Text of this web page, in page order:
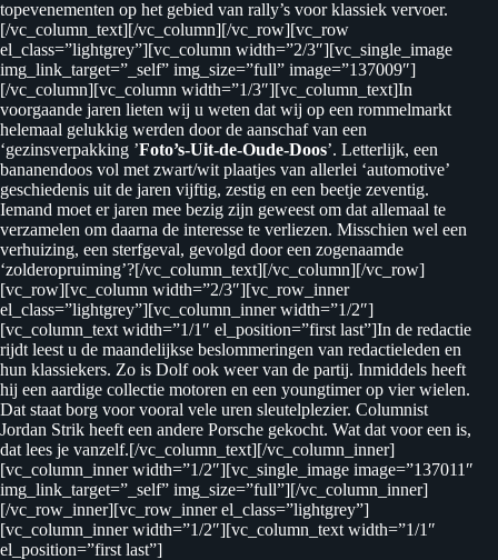
topevenementen op het gebied van rally’s voor klassiek vervoer.
[/vc_column_text][/vc_column][/vc_row][vc_row
el_class=”lightgrey”][vc_column width=”2/3″][vc_single_image
img_link_target=”_self” img_size=”full” image=”137009″]
[/vc_column][vc_column width=”1/3″][vc_column_text]In
voorgaande jaren lieten wij u weten dat wij op een rommelmarkt
helemaal gelukkig werden door de aanschaf van een
‘gezinsverpakking ’Foto’s-Uit-de-Oude-Doos’. Letterlijk, een
bananendoos vol met zwart/wit plaatjes van allerlei ‘automotive’
geschiedenis uit de jaren vijftig, zestig en een beetje zeventig.
Iemand moet er jaren mee bezig zijn geweest om dat allemaal te
verzamelen om daarna de interesse te verliezen. Misschien wel een
verhuizing, een sterfgeval, gevolgd door een zogenaamde
‘zolderopruiming’?[/vc_column_text][/vc_column][/vc_row]
[vc_row][vc_column width=”2/3″][vc_row_inner
el_class=”lightgrey”][vc_column_inner width=”1/2″]
[vc_column_text width=”1/1″ el_position=”first last”]In de redactie
rijdt leest u de maandelijkse beslommeringen van redactieleden en
hun klassiekers. Zo is Dolf ook weer van de partij. Inmiddels heeft
hij een aardige collectie motoren en een youngtimer op vier wielen.
Dat staat borg voor vooral vele uren sleutelplezier. Columnist
Jordan Strik heeft een andere Porsche gekocht. Wat dat voor een is,
dat lees je vanzelf.[/vc_column_text][/vc_column_inner]
[vc_column_inner width=”1/2″][vc_single_image image=”137011″
img_link_target=”_self” img_size=”full”][/vc_column_inner]
[/vc_row_inner][vc_row_inner el_class=”lightgrey”]
[vc_column_inner width=”1/2″][vc_column_text width=”1/1″
el_position=”first last”]